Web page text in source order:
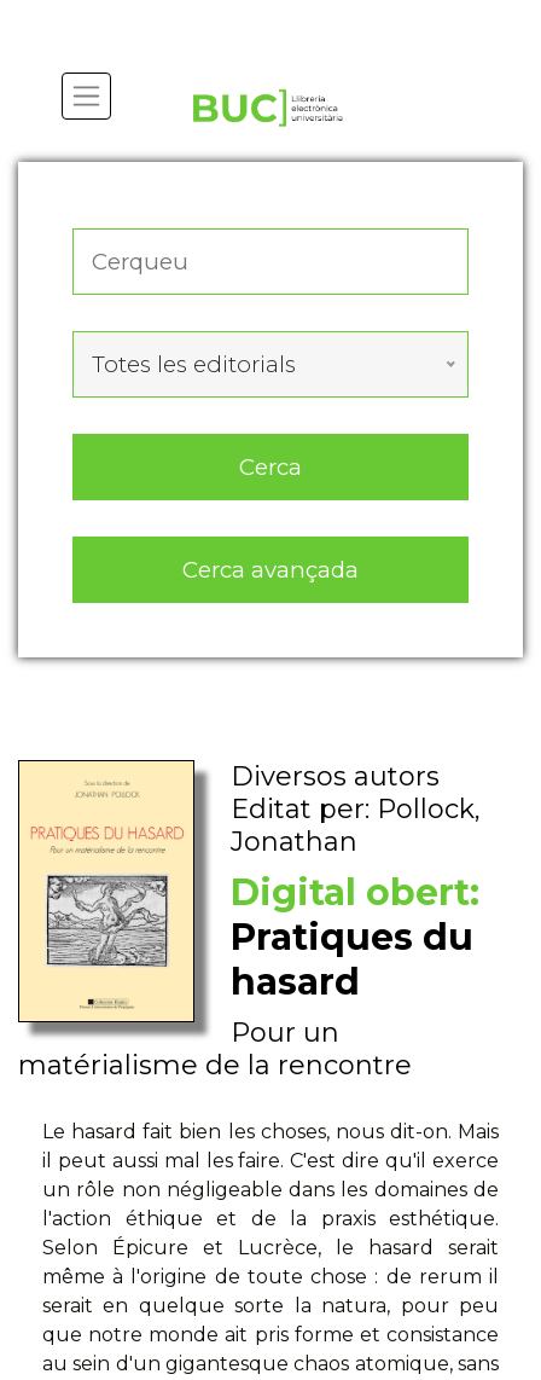
Totes les editorials
Cerca
Cerca avançada
Diversos autors
Editat per: Pollock,
Jonathan
Digital obert:
Pratiques du
hasard
Pour un
matérialisme de la rencontre
Le hasard fait bien les choses, nous dit-on. Mais
il peut aussi mal les faire. C'est dire qu'il exerce
un rôle non négligeable dans les domaines de
l'action éthique et de la praxis esthétique.
Selon Épicure et Lucrèce, le hasard serait
même à l'origine de toute chose : de rerum il
serait en quelque sorte la natura, pour peu
que notre monde ait pris forme et consistance
au sein d'un gigantesque chaos atomique, sans